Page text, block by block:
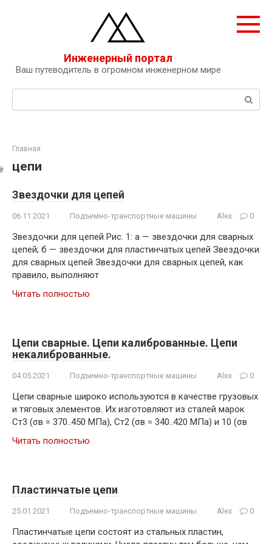
Инженерный портал
Ваш путеводитель в огромном инженерном мире
Поиск:
Главная
цепи
Звездочки для цепей
06.11.2021 Подъемно-транспортные машины Alex 0
Звездочки для цепей Рис. 1: а — звездочки для сварных
цепей; б — звездочки для пластинчатых цепей Звездочки
для сварных цепей Звездочки для сварных цепей, как
правило, выполняют
Читать полностью
Цепи сварные. Цепи калиброванные. Цепи
некалиброванные.
04.05.2021 Подъемно-транспортные машины Alex 0
Цепи сварные широко используются в качестве грузовых
и тяговых элементов. Их изготовляют из сталей марок
Ст3 (σв = 370..450 МПа), Ст2 (σв = 340..420 МПа) и 10 (σв
Читать полностью
Пластинчатые цепи
25.01.2021 Подъемно-транспортные машины Alex 0
Пластинчатые цепи состоят из стальных пластин,